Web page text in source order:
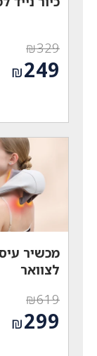
₪329
המחיר
המקורי₪249
הוא:
₪249.
מכשיר
לצוואר
₪619
המחיר
המקורי₪299